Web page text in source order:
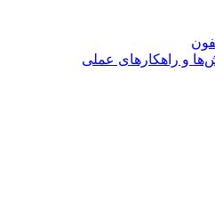
و راهکارهای عملی